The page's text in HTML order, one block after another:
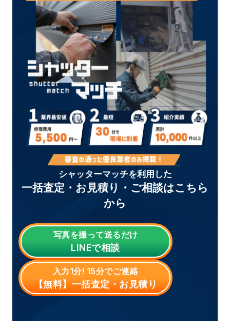
シャッターマッチを利用した
一括査定・お見積り・ご相談はこちら
から
写真を撮って送るだけ
LINEで相談
入力1分! 15分でご連絡
【無料】一括査定・お見積り